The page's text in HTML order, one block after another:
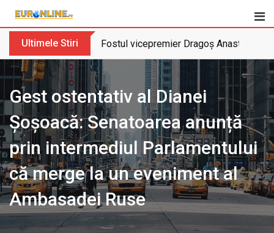
Ultimele Stiri Fostul vicepremier Dragoș Anastasiu
Gest ostentativ al Dianei
Șoșoacă: Senatoarea anunță
prin intermediul Parlamentului
că merge la un eveniment al
Ambasadei Ruse